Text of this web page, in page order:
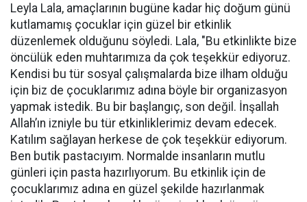
Leyla Lala, amaçlarının bugüne kadar hiç doğum günü
kutlamamış çocuklar için güzel bir etkinlik
düzenlemek olduğunu söyledi. Lala, "Bu etkinlikte bize
öncülük eden muhtarımıza da çok teşekkür ediyoruz.
Kendisi bu tür sosyal çalışmalarda bize ilham olduğu
için biz de çocuklarımız adına böyle bir organizasyon
yapmak istedik. Bu bir başlangıç, son değil. İnşallah
Allah’ın izniyle bu tür etkinliklerimiz devam edecek.
Katılım sağlayan herkese de çok teşekkür ediyorum.
Ben butik pastacıyım. Normalde insanların mutlu
günleri için pasta hazırlıyorum. Bu etkinlik için de
çocuklarımız adına en güzel şekilde hazırlanmak